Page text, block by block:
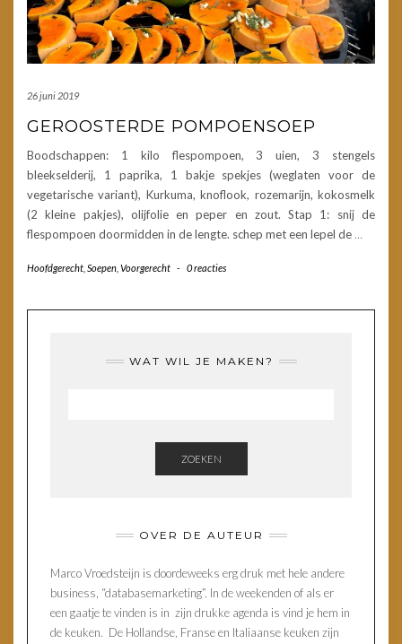
26 juni 2019
GEROOSTERDE POMPOENSOEP
Boodschappen: 1 kilo flespompoen, 3 uien, 3 stengels
bleekselderij, 1 paprika, 1 bakje spekjes (weglaten voor de
vegetarische variant), Kurkuma, knoflook, rozemarijn, kokosmelk
(2 kleine pakjes), olijfolie en peper en zout. Stap 1: snij de
flespompoen doormidden in de lengte. schep met een lepel de…
Hoofdgerecht Soepen Voorgerecht - 0 reacties
WAT WIL JE MAKEN?
ZOEKEN
OVER DE AUTEUR
Marco Vroedsteijn is doordeweeks erg druk met hele andere
business, “databasemarketing”. In de weekenden of als er
een gaatje te vinden is in zijn drukke agenda is vind je hem in
de keuken. De Hollandse, Franse en Italiaanse keuken zijn